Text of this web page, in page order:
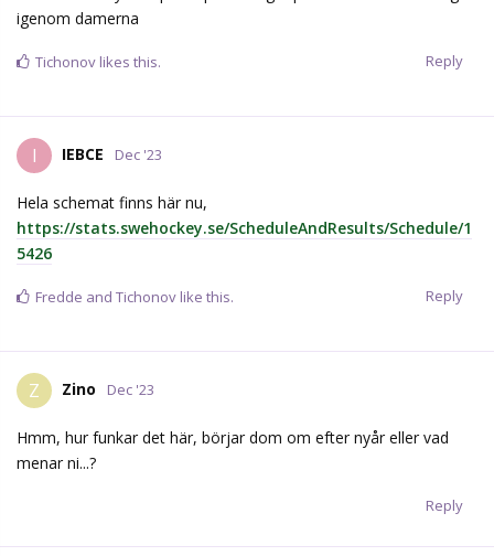
igenom damerna
Reply
Tichonov likes this.
I IEBCE Dec '23
Hela schemat finns här nu,
https://stats.swehockey.se/ScheduleAndResults/Schedule/1
5426
Reply
Fredde and Tichonov like this.
Z Zino Dec '23
Hmm, hur funkar det här, börjar dom om efter nyår eller vad
menar ni...?
Reply